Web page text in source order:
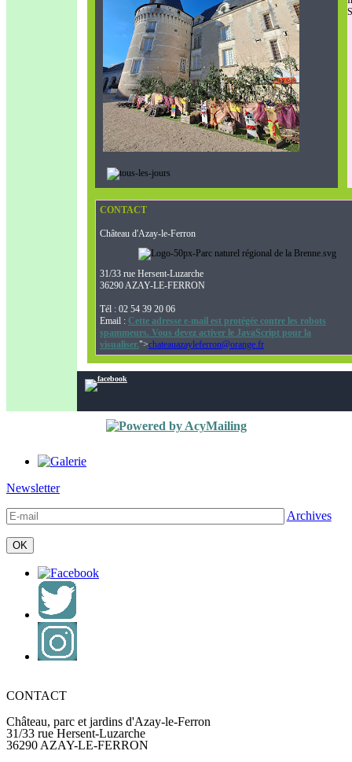
CONTACT
Château d'Azay-le-Ferron
31/33 rue Hersent-Luzarche
36290 AZAY-LE-FERRON
Tél : 02 54 39 20 06
Email : Cette adresse e-mail est protégée contre les robots
spammeurs. Vous devez activer le JavaScript pour la
visualiser.">chateauazayleferron@orange.fr
Newsletter
Archives
CONTACT
Château, parc et jardins d'Azay-le-Ferron
31/33 rue Hersent-Luzarche
36290 AZAY-LE-FERRON